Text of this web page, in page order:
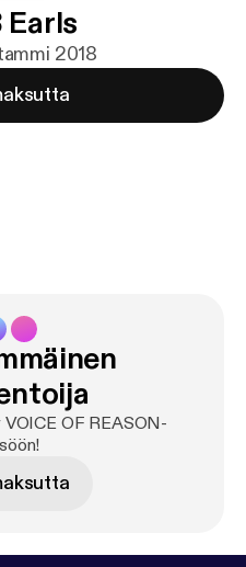
Earls
2018
OF REASON-